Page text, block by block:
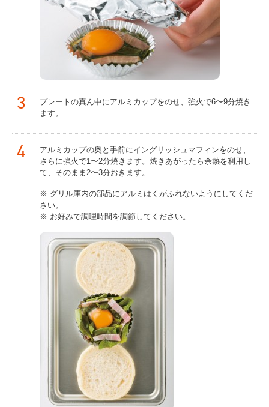
3
プレートの真ん中にアルミカップをのせ、強火で6〜9分焼き
ます。
4
アルミカップの奥と手前にイングリッシュマフィンをのせ、
さらに強火で1〜2分焼きます。焼きあがったら余熱を利用し
て、そのまま2〜3分おきます。
※ グリル庫内の部品にアルミはくがふれないようにしてくだ
さい。
※ お好みで調理時間を調節してください。